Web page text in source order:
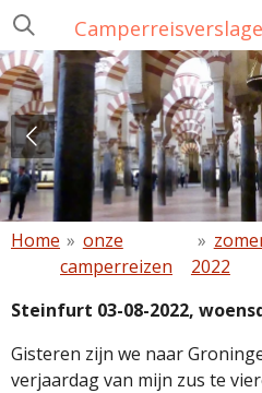
Ga
direct
naar
de
hoofdinhoud
Home » onze
camperreizen
»
2022
Steinfurt 03-08-2022,
Gisteren zijn we naar
verjaardag van mijn zus te